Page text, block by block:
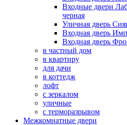
Входные двери
черная
Уличная дверь
Входная дверь
Входная дверь
в частный дом
в квартиру
для дачи
в коттедж
лофт
с зеркалом
уличные
с терморазрывом
Межкомнатные двери